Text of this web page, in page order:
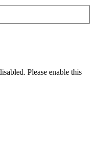
Please enable this